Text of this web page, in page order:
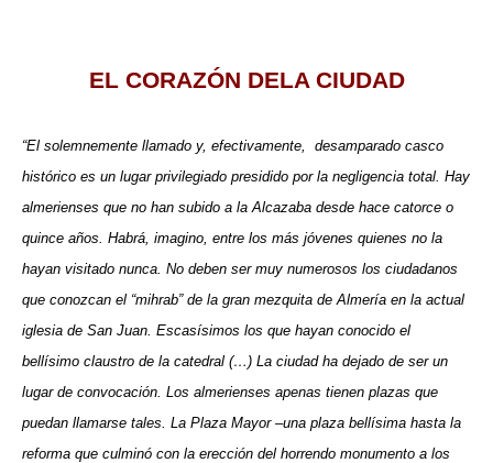
EL CORAZÓN DELA CIUDAD
“El solemnemente llamado y, efectivamente,
desamparado casco
histórico es un lugar privilegiado presidido por la negligencia total. Hay
almerienses que no han subido a la Alcazaba desde hace catorce o
quince años. Habrá, imagino, entre los más jóvenes quienes no la
hayan visitado nunca. No deben ser muy numerosos los ciudadanos
que conozcan el “mihrab” de la gran mezquita de Almería en la actual
iglesia de San Juan. Escasísimos los que hayan conocido el
bellísimo claustro de la catedral (…) La ciudad ha dejado de ser un
lugar de convocación. Los almerienses apenas tienen plazas que
puedan llamarse tales. La Plaza Mayor –una plaza bellísima hasta la
reforma que culminó con la erección del horrendo monumento a los